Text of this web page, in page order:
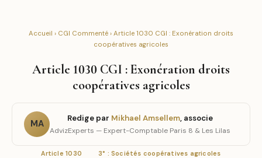
Accueil › CGI Commenté › Article 1030 CGI : Exonération droits
coopératives agricoles
Article 1030 CGI : Exonération droits
coopératives agricoles
MA
Redige par Mikhael Amsellem, associe
AdvizExperts — Expert-Comptable Paris 8 & Les Lilas
Article 1030 3° : Sociétés coopératives agricoles